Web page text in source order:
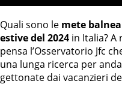
Quali sono le mete
estive del 2024 in Italia?
pensa l’Osservatorio Jfc
una lunga ricerca per
gettonate dai vacanzieri